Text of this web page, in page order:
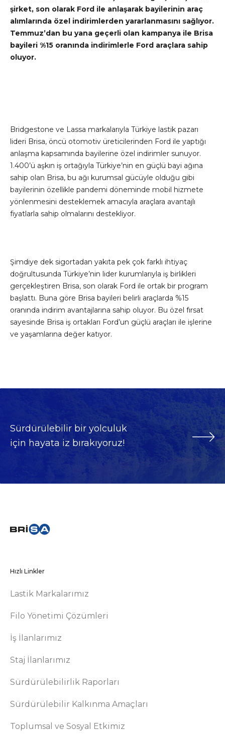
şirket, son olarak Ford ile anlaşarak bayilerinin araç
alımlarında özel indirimlerden yararlanmasını sağlıyor.
Temmuz’dan bu yana geçerli olan kampanya ile Brisa
bayileri %15 oranında indirimlerle Ford araçlara sahip
oluyor.
Bridgestone ve Lassa markalarıyla Türkiye lastik pazarı
lideri Brisa, öncü otomotiv üreticilerinden Ford ile yaptığı
anlaşma kapsamında bayilerine özel indirimler sunuyor.
1.400’ü aşkın iş ortağıyla Türkiye’nin en güçlü bayi ağına
sahip olan Brisa, bu ağı kurumsal gücüyle olduğu gibi
bayilerinin özellikle pandemi döneminde mobil hizmete
yönlenmesini desteklemek amacıyla araçlara avantajlı
fiyatlarla sahip olmalarını destekliyor.
Şimdiye dek sigortadan yakıta pek çok farklı ihtiyaç
doğrultusunda Türkiye’nin lider kurumlarıyla iş birlikleri
gerçekleştiren Brisa, son olarak Ford ile ortak bir program
başlattı. Buna göre Brisa bayileri belirli araçlarda %15
oranında indirim avantajlarına sahip oluyor. Bu özel fırsat
sayesinde Brisa iş ortakları Ford’un güçlü araçları ile işlerine
ve yaşamlarına değer katıyor.
Sürdürülebilir bir yolculuk
için hayata iz bırakıyoruz!
Hızlı Linkler
Lastik Markalarımız
Filo Yönetimi Çözümleri
İş İlanlarımız
Staj İlanlarımız
Sürdürülebilirlik Raporları
Sürdürülebilir Kalkınma Amaçları
Toplumsal ve Sosyal Etkimiz